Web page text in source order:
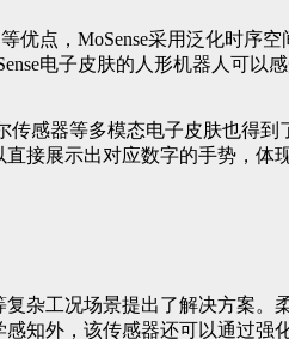
优点，MoSense采用泛化时
电子皮肤的人形机器人可以
感器等多模态电子皮肤也得
接展示出对应数字的手势，体
杂工况场景提出了解决方案
知外，该传感器还可以通过